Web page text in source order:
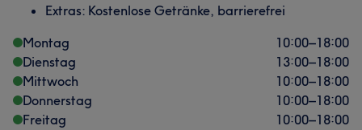
Extras: Kostenlose Getränke, barrierefrei
Montag
10:00–18:00
Dienstag
13:00–18:00
Mittwoch
10:00–18:00
Donnerstag
10:00–18:00
Freitag
10:00–18:00